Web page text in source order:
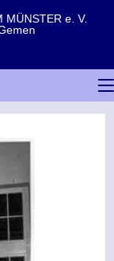
MÜNSTER e. V.